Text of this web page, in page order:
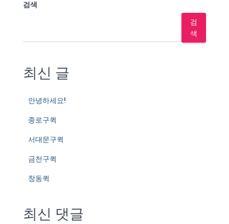
검색
검
색
최신 글
안녕하세요!
종로구퀵
서대문구퀵
금천구퀵
창동퀵
최신 댓글